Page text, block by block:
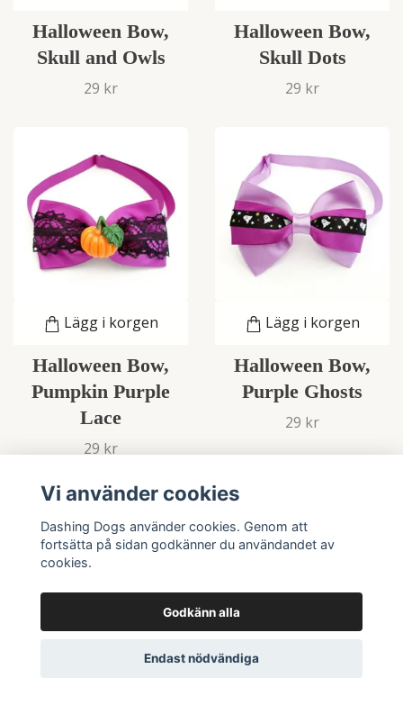
Halloween Bow,
Skull and Owls
29 kr
Halloween Bow,
Skull Dots
29 kr
Lägg i korgen
Halloween Bow,
Pumpkin Purple
Lace
29 kr
Lägg i korgen
Halloween Bow,
Purple Ghosts
29 kr
Vi använder cookies
Dashing Dogs använder cookies. Genom att
fortsätta på sidan godkänner du användandet av
cookies.
Godkänn alla
Endast nödvändiga